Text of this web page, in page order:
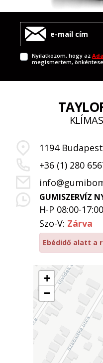
Nyilatkozom, hogy az
megismertem,
+
−
1194
+36 (1) 280
GUMISZERVÍZ
H-P 08:00-17:00
Szo-V: Zárva
Ebédidő alatt a